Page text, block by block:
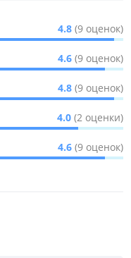
4.8 (9 оценок)
4.6 (9 оценок)
4.8 (9 оценок)
4.0 (2 оценки)
4.6 (9 оценок)